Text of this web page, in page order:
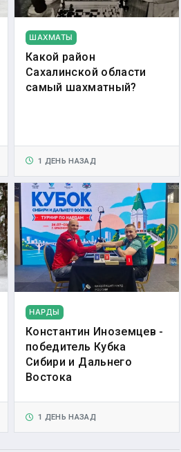
ШАХМАТЫ
Какой район
Сахалинской области
самый шахматный?
1 ДЕНЬ НАЗАД
НАРДЫ
Константин Иноземцев -
победитель Кубка
Сибири и Дальнего
Востока
1 ДЕНЬ НАЗАД